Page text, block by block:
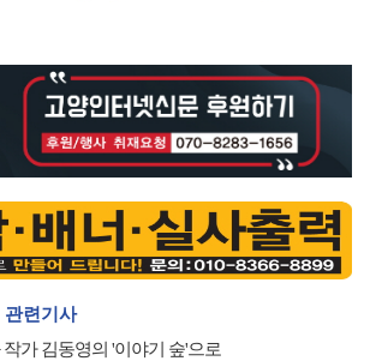
련기사
가 김동영의 '이야기 숲'으로